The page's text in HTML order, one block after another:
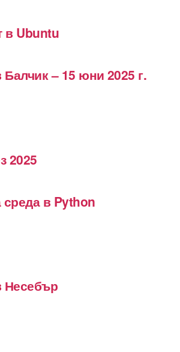
в Ubuntu
Балчик – 15 юни 2025 г.
2025
в Python
Несебър